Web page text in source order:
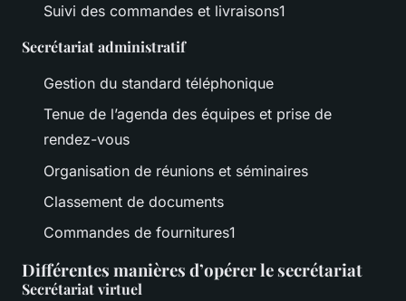
Suivi des commandes et livraisons1
Secrétariat administratif
Gestion du standard téléphonique
Tenue de l’agenda des équipes et prise de
rendez-vous
Organisation de réunions et séminaires
Classement de documents
Commandes de fournitures1
Différentes manières d’opérer le secrétariat
Secrétariat virtuel